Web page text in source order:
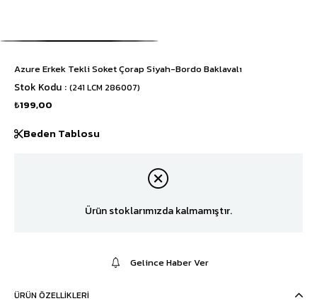
Azure Erkek Tekli Soket Çorap Siyah-Bordo Baklavalı
Stok Kodu (241 LCM 286007)
₺199,00
Beden Tablosu
Ürün stoklarımızda kalmamıştır.
Gelince Haber Ver
ÜRÜN ÖZELLIKLERI